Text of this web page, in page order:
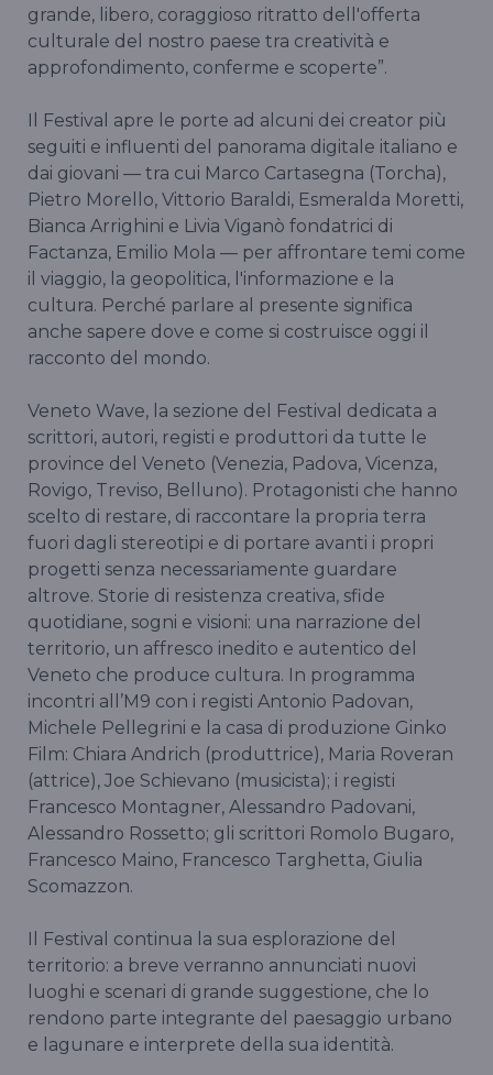
grande, libero, coraggioso ritratto dell'offerta
culturale del nostro paese tra creatività e
approfondimento, conferme e scoperte”.
Il Festival apre le porte ad alcuni dei creator più
seguiti e influenti del panorama digitale italiano e
dai giovani — tra cui Marco Cartasegna (Torcha),
Pietro Morello, Vittorio Baraldi, Esmeralda Moretti,
Bianca Arrighini e Livia Viganò fondatrici di
Factanza, Emilio Mola — per affrontare temi come
il viaggio, la geopolitica, l'informazione e la
cultura. Perché parlare al presente significa
anche sapere dove e come si costruisce oggi il
racconto del mondo.
Veneto Wave, la sezione del Festival dedicata a
scrittori, autori, registi e produttori da tutte le
province del Veneto (Venezia, Padova, Vicenza,
Rovigo, Treviso, Belluno). Protagonisti che hanno
scelto di restare, di raccontare la propria terra
fuori dagli stereotipi e di portare avanti i propri
progetti senza necessariamente guardare
altrove. Storie di resistenza creativa, sfide
quotidiane, sogni e visioni: una narrazione del
territorio, un affresco inedito e autentico del
Veneto che produce cultura. In programma
incontri all’M9 con i registi Antonio Padovan,
Michele Pellegrini e la casa di produzione Ginko
Film: Chiara Andrich (produttrice), Maria Roveran
(attrice), Joe Schievano (musicista); i registi
Francesco Montagner, Alessandro Padovani,
Alessandro Rossetto; gli scrittori Romolo Bugaro,
Francesco Maino, Francesco Targhetta, Giulia
Scomazzon.
Il Festival continua la sua esplorazione del
territorio: a breve verranno annunciati nuovi
luoghi e scenari di grande suggestione, che lo
rendono parte integrante del paesaggio urbano
e lagunare e interprete della sua identità.